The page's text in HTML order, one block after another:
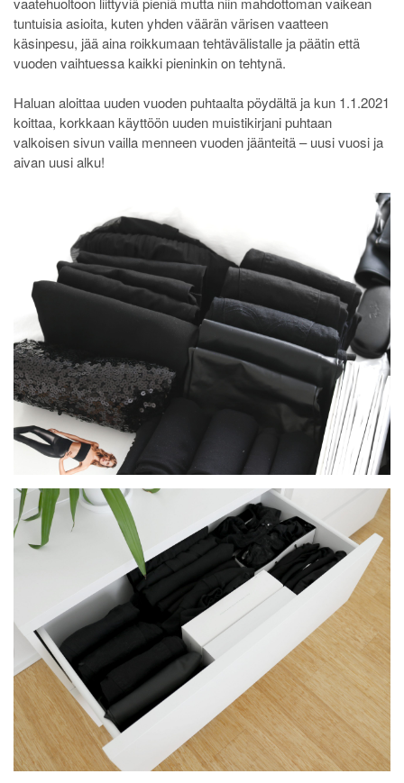
tuntuisia asioita, kuten yhden väärän värisen vaatteen
käsinpesu, jää aina roikkumaan tehtävälistalle ja päätin että
vuoden vaihtuessa kaikki pieninkin on tehtynä.
Haluan aloittaa uuden vuoden puhtaalta pöydältä ja kun 1.1.2021
koittaa, korkkaan käyttöön uuden muistikirjani puhtaan
valkoisen sivun vailla menneen vuoden jäänteitä – uusi vuosi ja
aivan uusi alku!